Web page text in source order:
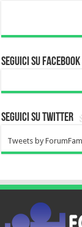
Seguici su Facebook
Seguici su Twitter
Tweets by